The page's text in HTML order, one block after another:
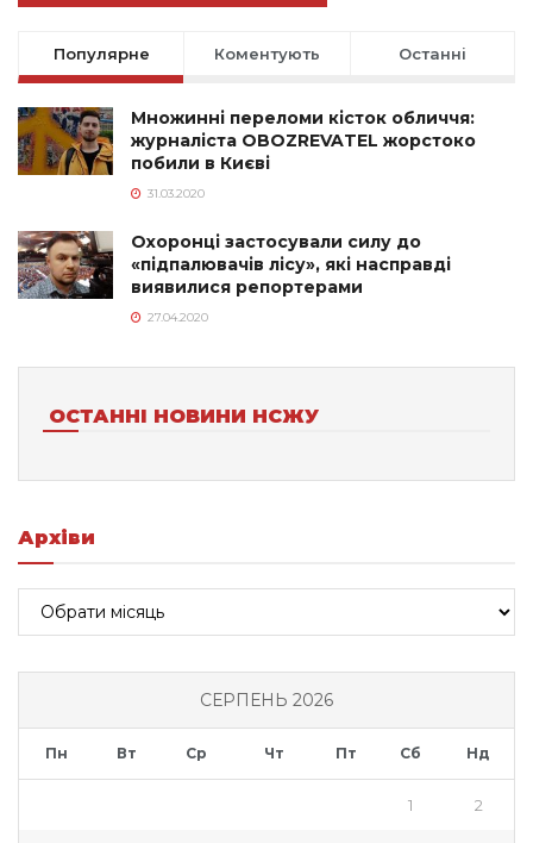
Популярне Коментують Останні
Множинні переломи кісток обличчя:
журналіста OBOZREVATEL жорстоко
побили в Києві
31.03.2020
Охоронці застосували силу до
«підпалювачів лісу», які насправді
виявилися репортерами
27.04.2020
ОСТАННІ НОВИНИ НСЖУ
Архіви
Архіви
СЕРПЕНЬ 2026
Пн Вт Ср Чт Пт Сб Нд
1 2